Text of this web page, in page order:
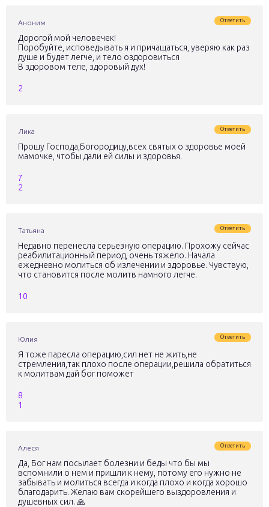
Аноним Ответить
Дорогой мой человечек!
Поробуйте, исповедывать я и причащаться, уверяю как раз
душе и будет легче, и тело оздоровиться
В здоровом теле, здоровый дух!
2
Лика Ответить
Прошу Господа,Богородицу,всех святых о здоровье моей
мамочке, чтобы дали ей силы и здоровья.
7
2
Татьяна Ответить
Недавно перенесла серьезную операцию. Прохожу сейчас
реабилитационный период, очень тяжело. Начала
ежедневно молиться об излечении и здоровье. Чувствую,
что становится после молитв намного легче.
10
Юлия Ответить
Я тоже паресла операцию,сил нет не жить,не
стремления,так плохо после операции,решила обратиться
к молитвам дай бог поможет
8
1
Алеся Ответить
Да, Бог нам посылает болезни и беды что бы мы
вспомнили о нем и пришли к нему, потому его нужно не
забывать и молиться всегда и когда плохо и когда хорошо
благодарить. Желаю вам скорейшего выздоровления и
душевных сил. 🙏